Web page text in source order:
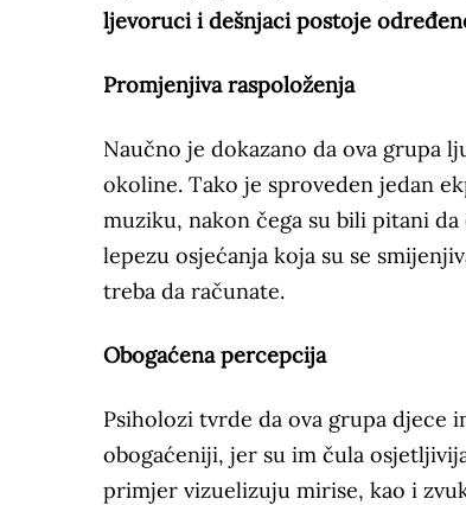
ljevoruci i dešnjaci postoje
Promjenjiva raspoloženja
Naučno je dokazano da ova grupa
okoline. Tako je sproveden jedan
muziku, nakon čega su bili pitani
lepezu osjećanja koja su se
treba da računate.
Obogaćena percepcija
Psiholozi tvrde da ova grupa djece
obogaćeniji, jer su im čula
primjer vizuelizuju mirise, kao i